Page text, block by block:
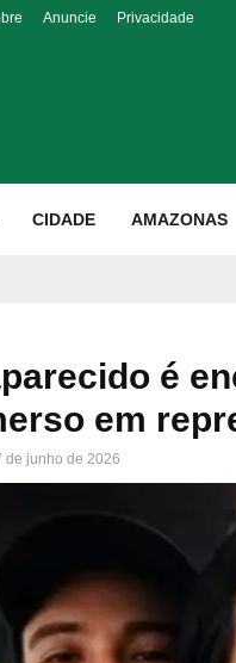
Anuncie Privacidade
CIDADE AMAZONAS
é
em
de junho de 2026